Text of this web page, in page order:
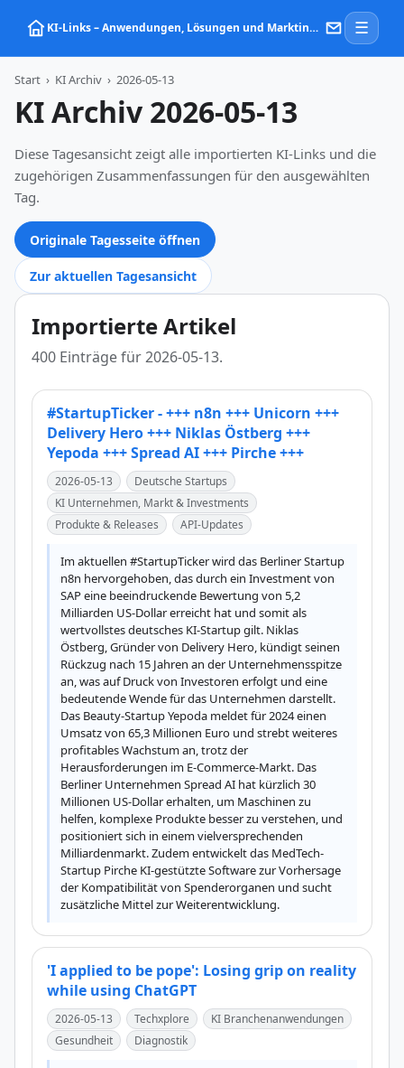
KI‑Links – Anwendungen, Lösungen und Marktinformationen zu Künstlicher Intelligenz ☰
Start › KI Archiv › 2026-05-13
KI Archiv 2026-05-13
Diese Tagesansicht zeigt alle importierten KI-Links und die
zugehörigen Zusammenfassungen für den ausgewählten
Tag.
Originale Tagesseite öffnen
Zur aktuellen Tagesansicht
Importierte Artikel
400 Einträge für 2026-05-13.
#StartupTicker - +++ n8n +++ Unicorn +++
Delivery Hero +++ Niklas Östberg +++
Yepoda +++ Spread AI +++ Pirche +++
2026-05-13
Deutsche Startups
KI Unternehmen, Markt & Investments
Produkte & Releases
API-Updates
Im aktuellen #StartupTicker wird das Berliner Startup
n8n hervorgehoben, das durch ein Investment von
SAP eine beeindruckende Bewertung von 5,2
Milliarden US-Dollar erreicht hat und somit als
wertvollstes deutsches KI-Startup gilt. Niklas
Östberg, Gründer von Delivery Hero, kündigt seinen
Rückzug nach 15 Jahren an der Unternehmensspitze
an, was auf Druck von Investoren erfolgt und eine
bedeutende Wende für das Unternehmen darstellt.
Das Beauty-Startup Yepoda meldet für 2024 einen
Umsatz von 65,3 Millionen Euro und strebt weiteres
profitables Wachstum an, trotz der
Herausforderungen im E-Commerce-Markt. Das
Berliner Unternehmen Spread AI hat kürzlich 30
Millionen US-Dollar erhalten, um Maschinen zu
helfen, komplexe Produkte besser zu verstehen, und
positioniert sich in einem vielversprechenden
Milliardenmarkt. Zudem entwickelt das MedTech-
Startup Pirche KI-gestützte Software zur Vorhersage
der Kompatibilität von Spenderorganen und sucht
zusätzliche Mittel zur Weiterentwicklung.
'I applied to be pope': Losing grip on reality
while using ChatGPT
2026-05-13 Techxplore
KI Branchenanwendungen
Gesundheit
Diagnostik